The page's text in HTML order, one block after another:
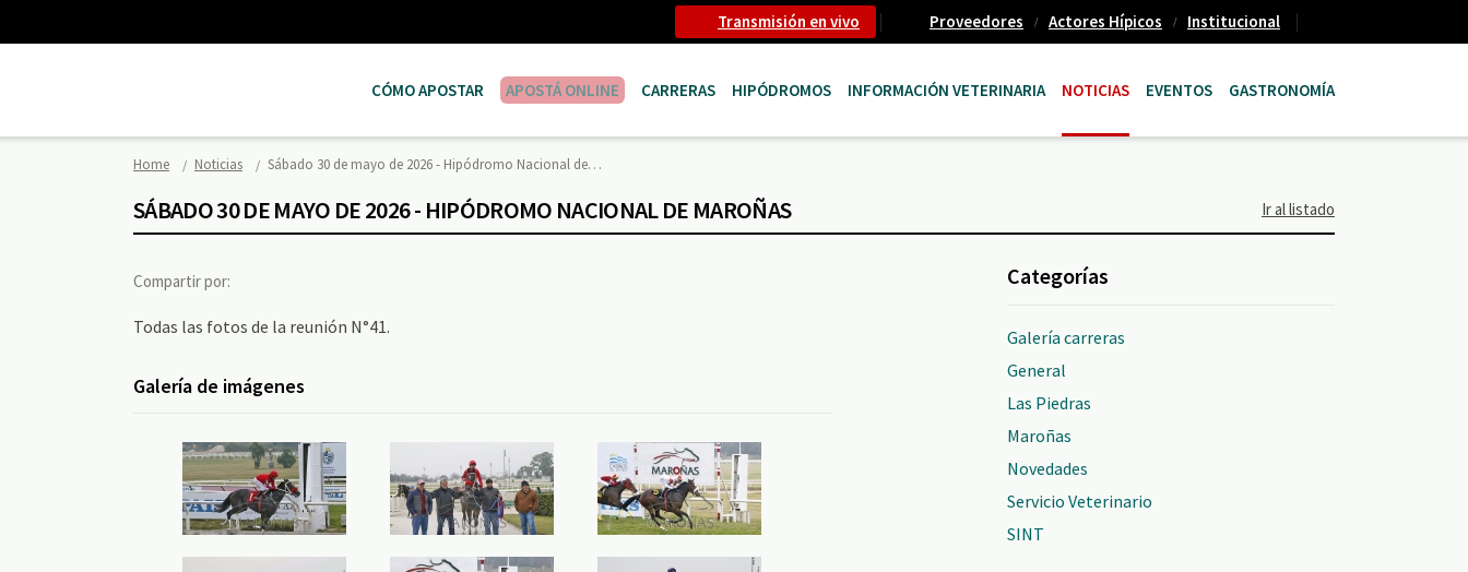
Transmisión en vivo Proveedores Actores Hípicos Institucional
CÓMO APOSTAR APOSTÁ ONLINE CARRERAS HIPÓDROMOS INFORMACIÓN VETERINARIA NOTICIAS EVENTOS GASTRONOMÍA
Home Noticias Sábado 30 de mayo de 2026 - Hipódromo Nacional de…
SÁBADO 30 DE MAYO DE 2026 - HIPÓDROMO NACIONAL DE MAROÑAS Ir al listado
Compartir por:
Todas las fotos de la reunión N°41.
Galería de imágenes
Categorías
Galería carreras
General
Las Piedras
Maroñas
Novedades
Servicio Veterinario
SINT